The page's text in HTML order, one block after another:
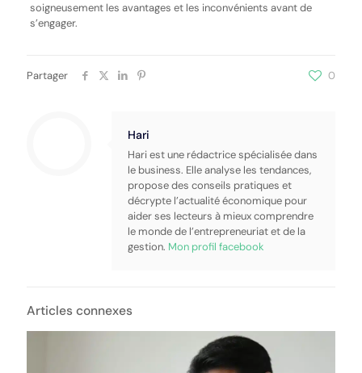
soigneusement les avantages et les inconvénients avant de
s’engager.
Partager 0
Hari
Hari est une rédactrice spécialisée dans
le business. Elle analyse les tendances,
propose des conseils pratiques et
décrypte l’actualité économique pour
aider ses lecteurs à mieux comprendre
le monde de l’entrepreneuriat et de la
gestion. Mon profil facebook
Articles connexes